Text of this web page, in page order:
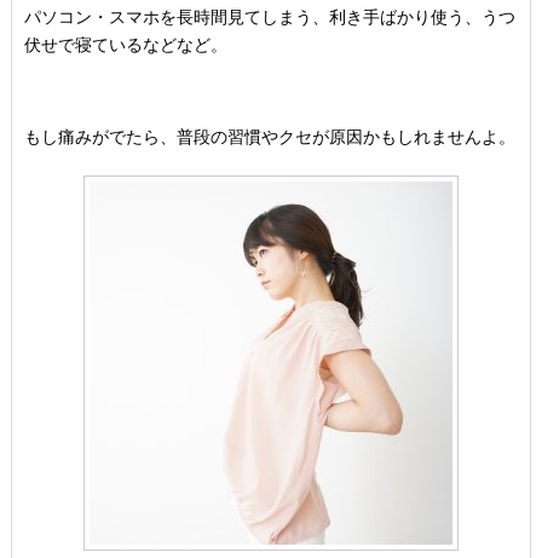
パソコン・スマホを長時間見てしまう、利き手ばかり使う、うつ
伏せで寝ているなどなど。
もし痛みがでたら、普段の習慣やクセが原因かもしれませんよ。